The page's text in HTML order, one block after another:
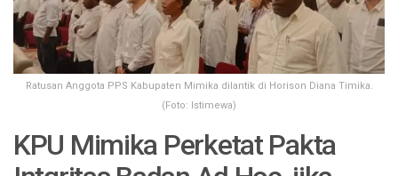
Ratusan Anggota PPS Kabupaten Mimika dilantik di Horison Diana Timika.
(Foto: Istimewa)
KPU Mimika Perketat Pakta